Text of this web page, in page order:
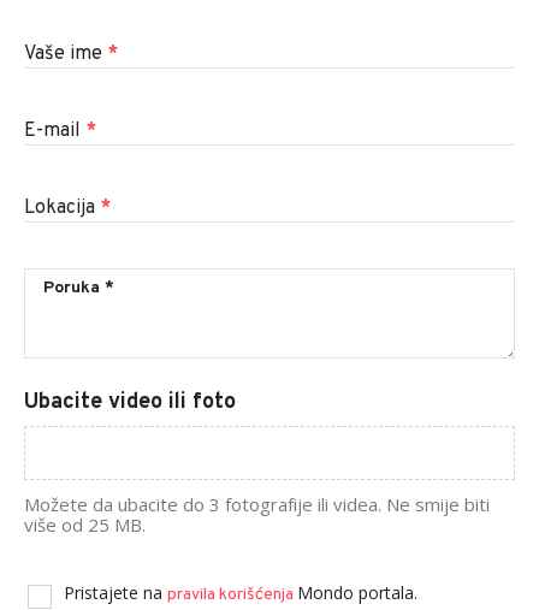
Vaše ime *
E-mail *
Lokacija *
Ubacite video ili foto
Možete da ubacite do 3 fotografije ili videa. Ne smije biti
više od 25 MB.
Pristajete na pravila korišćenja Mondo portala.